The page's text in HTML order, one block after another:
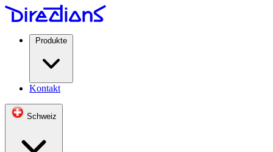
Produkte
Kontakt
Schweiz